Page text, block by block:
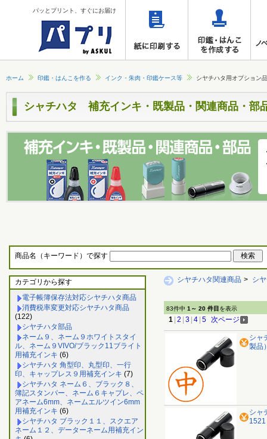
パッとプリント、すぐにお届け
ホーム 印鑑・はんこを作る インク・朱肉・印鑑ケース等 シヤチハタ用オプション品
シャチハタ 補充インキ・既製品・関連商品・部
商品名（キーワード）で探す
カテゴリから探す
電子帳簿保存法対応シヤチハタ商品
消費税率変更対応シヤチハタ商品
(122)
シヤチハタ部品
ネーム９、ネーム９ホワイトスタイ
ル、ネーム９VIVO/ブラック11ブライト
用補充インキ (6)
シヤチハタ 角型印、丸型印、一行
印、キャップレス９用補充インキ (7)
シヤチハタ ネーム６、ブラック８、
簿記スタンパー、ネーム６キャプレ、ペ
アネーム6mm、ネームエルツイン6mm
用補充インキ (6)
シヤチハタ ブラック１１、スクエア
ネーム１２、データーネーム用補充イン
シヤチハタ関連商品 > シ
83件中 1～ 20 件目 を表示
1 2 3 4 5 次ページ
シャ
製品
シャ